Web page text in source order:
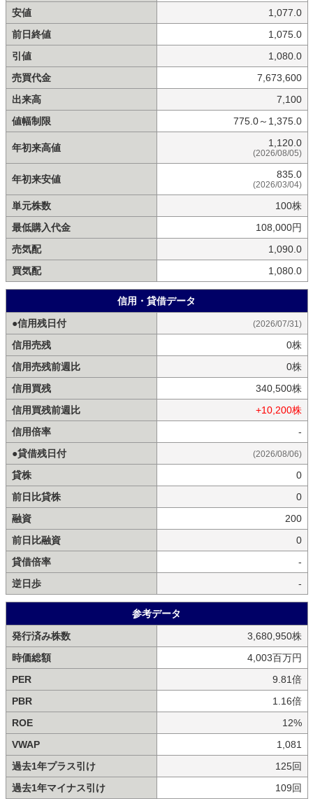
安値
1,077.0
前日終値
1,075.0
引値
1,080.0
売買代金
7,673,600
出来高
7,100
値幅制限
775.0～1,375.0
年初来高値 1,120.0
(2026/08/05)
年初来安値 835.0
(2026/03/04)
単元株数
100株
最低購入代金
108,000円
売気配
1,090.0
買気配
1,080.0
信用・貸借データ
●信用残日付
(2026/07/31)
信用売残
0株
信用売残前週比
0株
信用買残
340,500株
信用買残前週比
+10,200株
信用倍率
-
●貸借残日付
(2026/08/06)
貸株
0
前日比貸株
0
融資
200
前日比融資
0
貸借倍率
-
逆日歩
-
参考データ
発行済み株数
3,680,950株
時価総額
4,003百万円
PER
9.81倍
PBR
1.16倍
ROE
12%
VWAP
1,081
過去1年プラス引け
125回
過去1年マイナス引け
109回